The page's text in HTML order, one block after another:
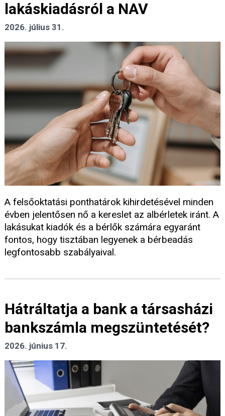
lakáskiadásról a NAV
2026. július 31.
A felsőoktatási ponthatárok kihirdetésével minden
évben jelentősen nő a kereslet az albérletek iránt. A
lakásukat kiadók és a bérlők számára egyaránt
fontos, hogy tisztában legyenek a bérbeadás
legfontosabb szabályaival.
Hátráltatja a bank a társasházi
bankszámla megszüntetését?
2026. június 17.